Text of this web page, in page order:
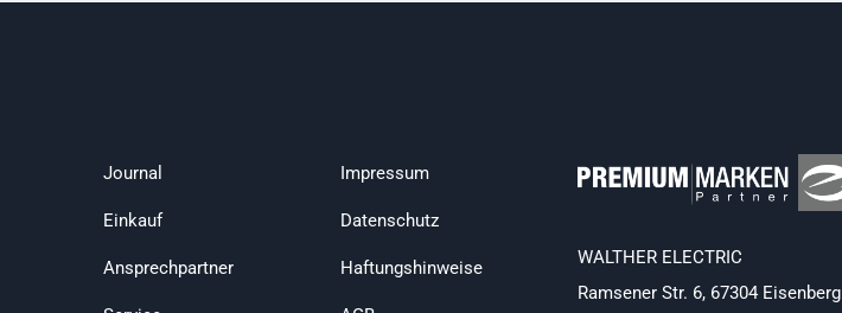
Journal
Einkauf
Ansprechpartner
Impressum
Datenschutz
Haftungshinweise
WALTHER ELECTRIC
Ramsener Str. 6, 67304 Eisenberg